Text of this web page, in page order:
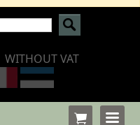
WITHOUT VAT